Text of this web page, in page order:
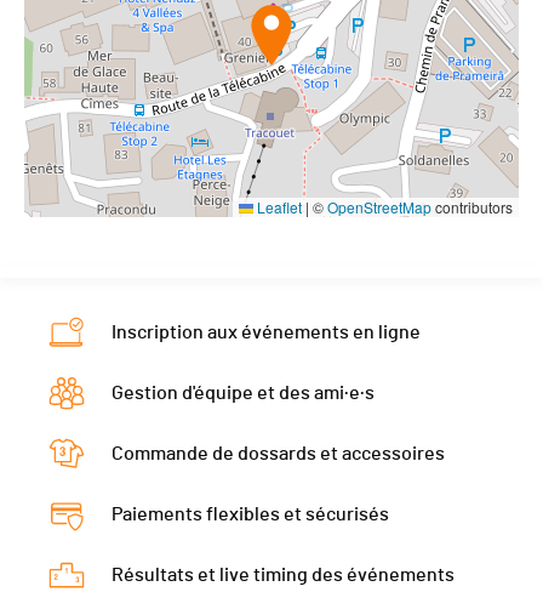
Leaflet | ©OpenStreetMapcontributors
Inscription aux événements en ligne
Gestion d'équipe et des ami·e·s
Commande de dossards et accessoires
Paiements flexibles et sécurisés
Résultats et live timing des événements